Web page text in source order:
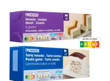
A B D E
C
NUTRI-SCORE
D